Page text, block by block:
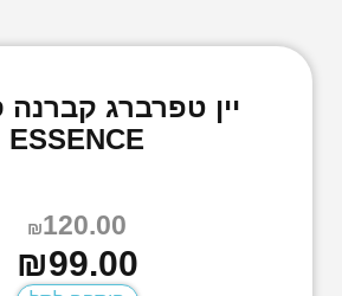
יין טפרברג קברנה
ESSENCE
₪120.00
המחיר
₪99.00המחיר
הנוכחי